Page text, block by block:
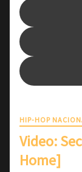
HIP-HOP
Video:
Home]